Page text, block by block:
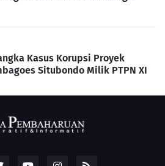
Kasus Korupsi Proyek
Situbondo Milik PTPN XI